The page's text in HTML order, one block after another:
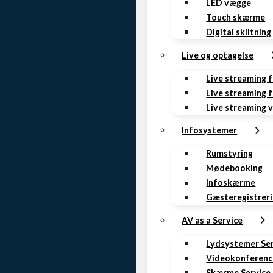
LED vægge
Touch skærme
Digital skiltning
Live og optagelse
Live streaming
Live streaming
Live streaming
Infosystemer
Rumstyring
Mødebooking
Infoskærme
AV as a Service
Lydsystemer